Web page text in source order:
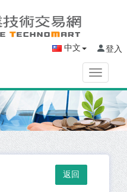
中文 登入
Toggle